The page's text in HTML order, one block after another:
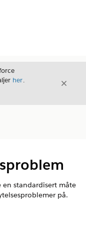
her.
Avslutt
standardisert måte
på.